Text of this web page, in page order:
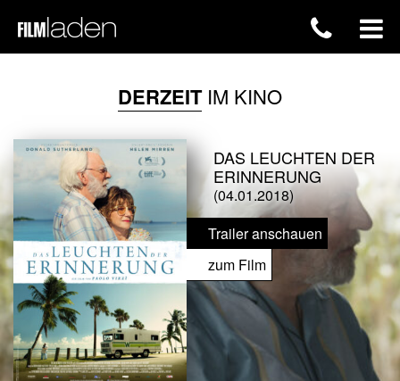
DERZEITIM KINO
DAS LEUCHTEN DER
ERINNERUNG
(04.01.2018)
Trailer anschauen
zum Film